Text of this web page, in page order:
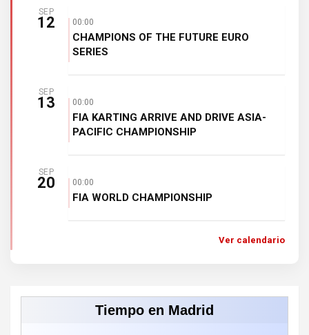
SEP
12 00:00
CHAMPIONS OF THE FUTURE EURO
SERIES
SEP
13 00:00
FIA KARTING ARRIVE AND DRIVE ASIA-
PACIFIC CHAMPIONSHIP
SEP
20 00:00
FIA WORLD CHAMPIONSHIP
Ver calendario
Tiempo en Madrid